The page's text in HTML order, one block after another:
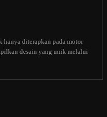
hanya diterapkan pada motor
desain yang unik melalui